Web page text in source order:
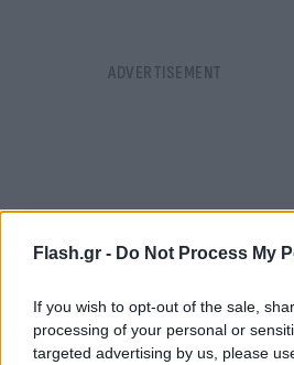
Flash.gr - Do Not Process My
If you wish to opt-out of the sale,
processing of your personal or
targeted advertising by us, please